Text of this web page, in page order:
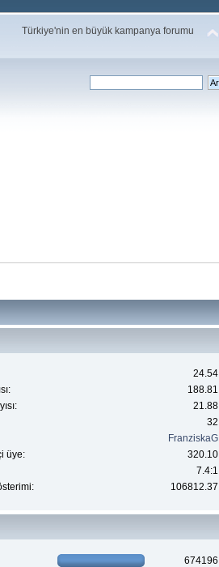
Türkiye'nin en büyük kampanya forumu
24.54
188.81
21.88
32
FranziskaG
üye:
320.10
7.4:1
106812.37
674196